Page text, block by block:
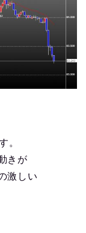
。
きが
激しい